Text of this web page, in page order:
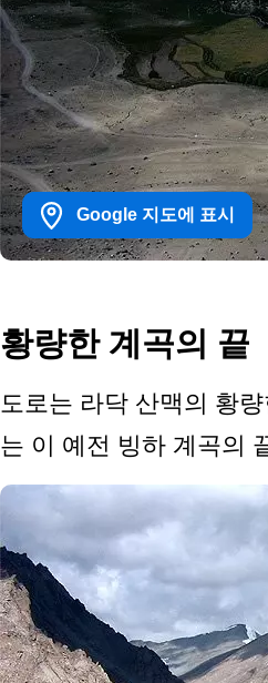
Google 지도에 표시
황량한 계곡의 끝
도로는 라닥 산맥의 황
는 이 예전 빙하 계곡의